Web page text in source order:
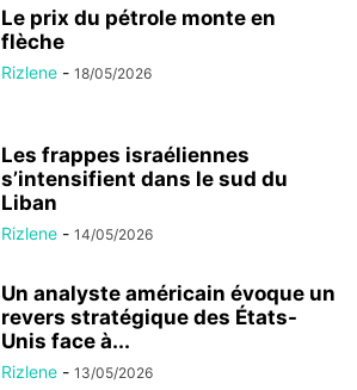
Le prix du pétrole monte en
flèche
Rizlene - 18/05/2026
Les frappes israéliennes
s’intensifient dans le sud du
Liban
Rizlene - 14/05/2026
Un analyste américain évoque un
revers stratégique des États-
Unis face à...
Rizlene - 13/05/2026